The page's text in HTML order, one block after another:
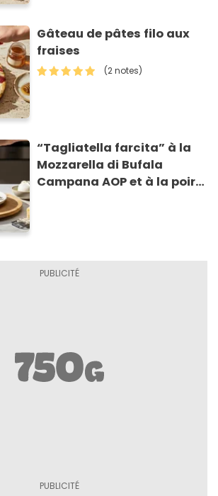
Gâteau de pâtes filo aux
fraises
(2 notes)
“Tagliatella farcita” à la
Mozzarella di Bufala
Campana AOP et à la poire